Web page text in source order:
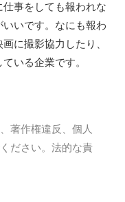
事をしても報われな
いです。なにも報わ
に撮影協力したり、
いる企業です。
著作権違反、個人
ださい。法的な責